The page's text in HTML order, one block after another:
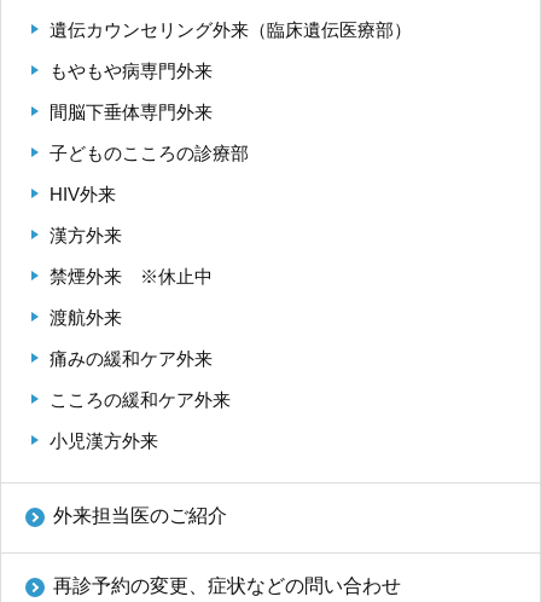
遺伝カウンセリング外来（臨床遺伝医療部）
もやもや病専門外来
間脳下垂体専門外来
子どものこころの診療部
HIV外来
漢方外来
禁煙外来 ※休止中
渡航外来
痛みの緩和ケア外来
こころの緩和ケア外来
小児漢方外来
外来担当医のご紹介
再診予約の変更、症状などの問い合わせ